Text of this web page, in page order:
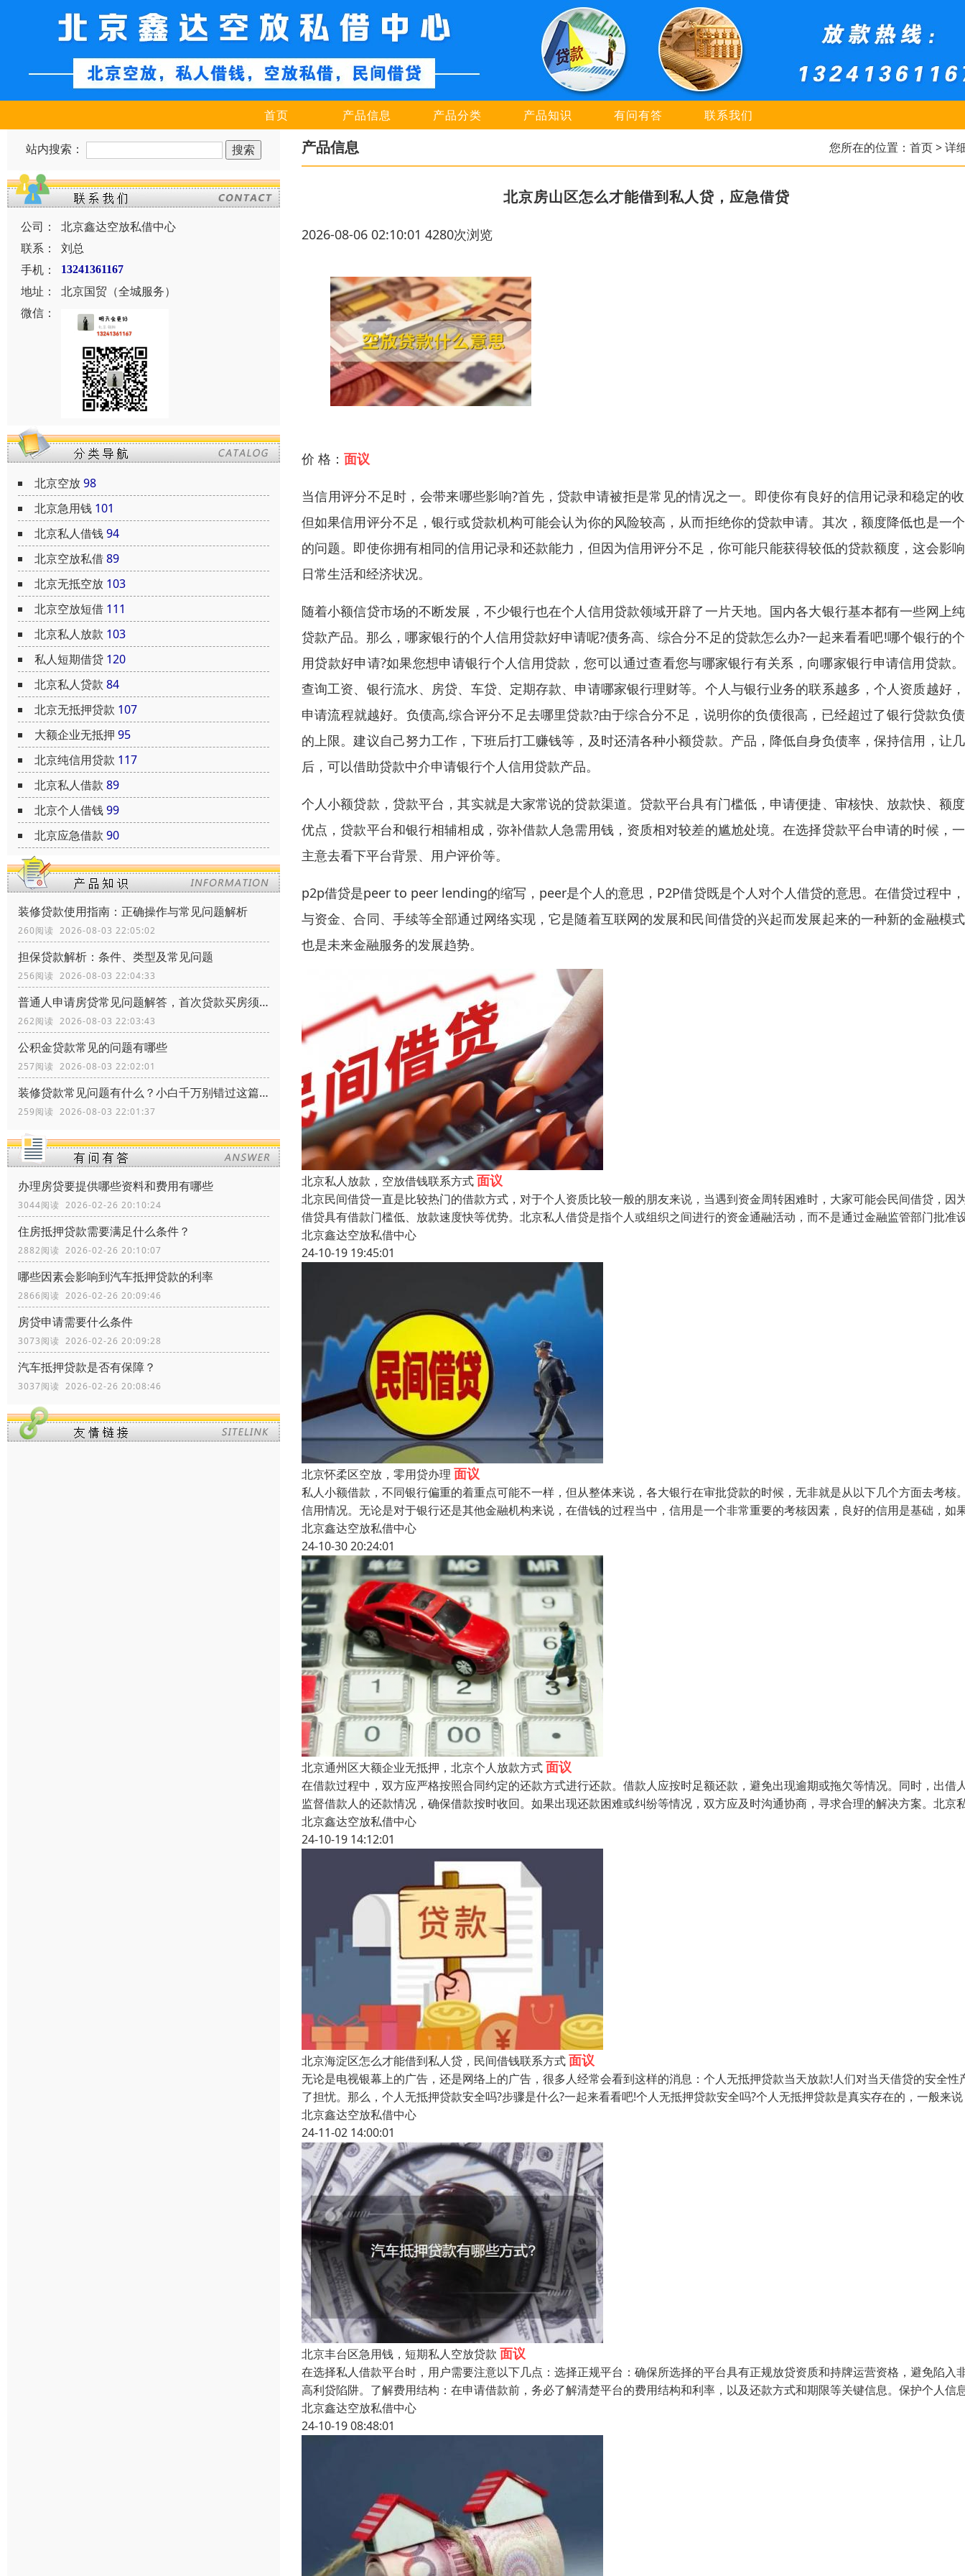
首页 产品信息 产品分类 产品知识 有问有答 联系我们
站内搜索：
公司：
北京鑫达空放私借中心
联系：
刘总
手机：
13241361167
地址：
北京国贸（全城服务）
微信：
北京空放98
北京急用钱 101
北京私人借钱94
北京空放私借89
北京无抵空放 103
北京空放短借 111
北京私人放款 103
私人短期借贷 120
北京私人贷款 84
北京无抵押贷款 107
大额企业无抵押 95
北京纯信用贷款 117
北京私人借款 89
北京个人借钱99
北京应急借款 90
装修贷款使用指南：正确操作与常见问题解析
260阅读 2026-08-03 22:05:02
担保贷款解析：条件、类型及常见问题
256阅读 2026-08-03 22:04:33
普通人申请房贷常见问题解答，首次贷款买房须知常识
262阅读 2026-08-03 22:03:43
公积金贷款常见的问题有哪些
257阅读 2026-08-03 22:02:01
装修贷款常见问题有什么？小白千万别错过这篇文章
259阅读 2026-08-03 22:01:37
办理房贷要提供哪些资料和费用有哪些
3044阅读 2026-02-26 20:10:24
住房抵押贷款需要满足什么条件？
2882阅读 2026-02-26 20:10:07
哪些因素会影响到汽车抵押贷款的利率
2866阅读 2026-02-26 20:09:46
房贷申请需要什么条件
3073阅读 2026-02-26 20:09:28
汽车抵押贷款是否有保障？
3037阅读 2026-02-26 20:08:46
产品信息 您所在的位置： 首页> 详
北京房山区怎么才能借到私人贷，应急借贷
2026-08-06 02:10:01 4280次浏览
价 格： 面议
当信用评分不足时，会带来哪些影响?首先，贷款申请被拒是常见的情况之一。即使你有良好的信用记录和稳定的
但如果信用评分不足，银行或贷款机构可能会认为你的风险较高，从而拒绝你的贷款申请。其次，额度降低也是一
的问题。即使你拥有相同的信用记录和还款能力，但因为信用评分不足，你可能只能获得较低的贷款额度，这会影
日常生活和经济状况。
随着小额信贷市场的不断发展，不少银行也在个人信用贷款领域开辟了一片天地。国内各大银行基本都有一些网上
贷款产品。那么，哪家银行的个人信用贷款好申请呢?债务高、综合分不足的贷款怎么办?一起来看看吧!哪个银行的
用贷款好申请?如果您想申请银行个人信用贷款，您可以通过查看您与哪家银行有关系，向哪家银行申请信用贷款
查询工资、银行流水、房贷、车贷、定期存款、申请哪家银行理财等。个人与银行业务的联系越多，个人资质越好
申请流程就越好。负债高,综合评分不足去哪里贷款?由于综合分不足，说明你的负债很高，已经超过了银行贷款负
的上限。建议自己努力工作，下班后打工赚钱等，及时还清各种小额贷款。产品，降低自身负债率，保持信用，让
后，可以借助贷款中介申请银行个人信用贷款产品。
个人小额贷款，贷款平台，其实就是大家常说的贷款渠道。贷款平台具有门槛低，申请便捷、审核快、放款快、额
优点，贷款平台和银行相辅相成，弥补借款人急需用钱，资质相对较差的尴尬处境。在选择贷款平台申请的时候，
主意去看下平台背景、用户评价等。
p2p借贷是peer to peer lending的缩写，peer是个人的意思，P2P借贷既是个人对个人借贷的意思。在借贷过程中
与资金、合同、手续等全部通过网络实现，它是随着互联网的发展和民间借贷的兴起而发展起来的一种新的金融模
也是未来金融服务的发展趋势。
北京私人放款，空放借钱联系方式面议
北京民间借贷一直是比较热门的借款方式，对于个人资质比较一般的朋友来说，当遇到资金周转困难时，大家可能会民间借贷，因
借贷具有借款门槛低、放款速度快等优势。北京私人借贷是指个人或组织之间进行的资金通融活动，而不是通过金融监管部门批准
北京鑫达空放私借中心
24-10-19 19:45:01
北京怀柔区空放，零用贷办理 面议
私人小额借款，不同银行偏重的着重点可能不一样，但从整体来说，各大银行在审批贷款的时候，无非就是从以下几个方面去考核
信用情况。无论是对于银行还是其他金融机构来说，在借钱的过程当中，信用是一个非常重要的考核因素，良好的信用是基础，如
北京鑫达空放私借中心
24-10-30 20:24:01
北京通州区大额企业无抵押，北京个人放款方式面议
在借款过程中，双方应严格按照合同约定的还款方式进行还款。借款人应按时足额还款，避免出现逾期或拖欠等情况。同时，出借
监督借款人的还款情况，确保借款按时收回。如果出现还款困难或纠纷等情况，双方应及时沟通协商，寻求合理的解决方案。北京
北京鑫达空放私借中心
24-10-19 14:12:01
北京海淀区怎么才能借到私人贷，民间借钱联系方式面议
无论是电视银幕上的广告，还是网络上的广告，很多人经常会看到这样的消息：个人无抵押贷款当天放款!人们对当天借贷的安全性
了担忧。那么，个人无抵押贷款安全吗?步骤是什么?一起来看看吧!个人无抵押贷款安全吗?个人无抵押贷款是真实存在的，一般来说
北京鑫达空放私借中心
24-11-02 14:00:01
北京丰台区急用钱，短期私人空放贷款 面议
在选择私人借款平台时，用户需要注意以下几点：选择正规平台：确保所选择的平台具有正规放贷资质和持牌运营资格，避免陷入
高利贷陷阱。了解费用结构：在申请借款前，务必了解清楚平台的费用结构和利率，以及还款方式和期限等关键信息。保护个人信
北京鑫达空放私借中心
24-10-19 08:48:01